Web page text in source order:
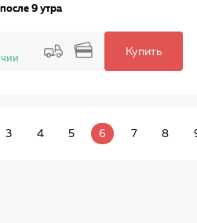
9 утра
Купить
3 4 5 6 7 8